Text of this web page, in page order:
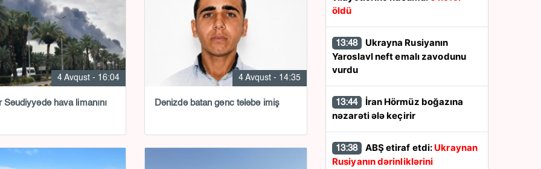
4 Avqust - 16:04
Səudiyyədə hava limanını
4 Avqust - 14:35
Dənizdə batan gənc tələbə imiş
öldü
13:48
Yaroslavl neft emalı zavodunu
vurdu
13:44
nəzarəti ələ keçirir
13:38 ABŞ etiraf etdi: Ukraynan
Rusiyanın dərinliklərini